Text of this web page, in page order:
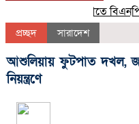
গৌরনদীতে বিএনপি
প্রচ্ছদ সারাদেশ
আশুলিয়ায় ফুটপাত দখল,
নিয়ন্ত্রণে